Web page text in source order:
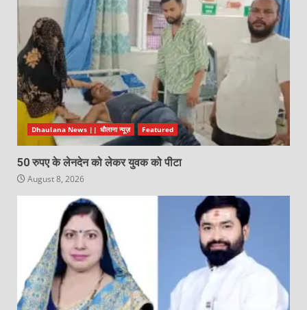
Dhaulana News || धौलाना न्यूज़ Featured
50 रुपए के लेनदेन को लेकर युवक को पीटा
August 8, 2026